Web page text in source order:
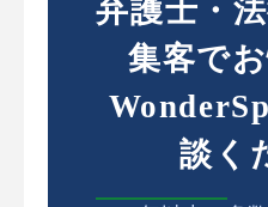
弁護士・
集客で
談く